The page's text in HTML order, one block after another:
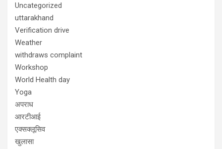
Uncategorized
uttarakhand
Verification drive
Weather
withdraws complaint
Workshop
World Health day
Yoga
अपराध
आरटीआई
एक्सक्लूसिव
खुलासा